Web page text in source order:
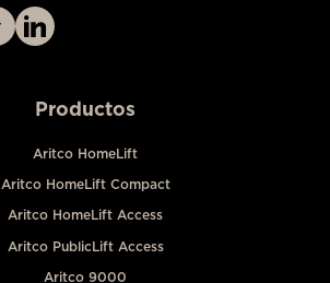
Productos
Aritco HomeLift
Aritco HomeLift Compact
Aritco HomeLift Access
Aritco PublicLift Access
Aritco 9000